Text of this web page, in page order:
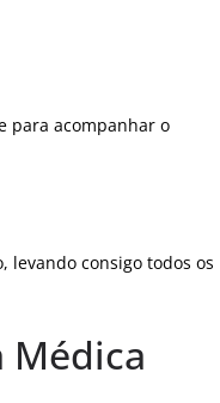
para acompanhar o
levando consigo todos os
Médica